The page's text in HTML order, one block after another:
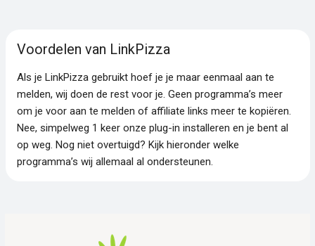
Voordelen van LinkPizza
Als je LinkPizza gebruikt hoef je je maar eenmaal aan te
melden, wij doen de rest voor je. Geen programma’s meer
om je voor aan te melden of affiliate links meer te kopiëren.
Nee, simpelweg 1 keer onze plug-in installeren en je bent al
op weg. Nog niet overtuigd? Kijk hieronder welke
programma’s wij allemaal al ondersteunen.